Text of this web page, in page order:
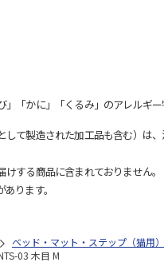
「かに」「くるみ」のアレルギ
て製造された加工品も含む）は
する商品に含まれておりません。
ります。
ベッド・マット・ステップ（猫用）
03 木目 M